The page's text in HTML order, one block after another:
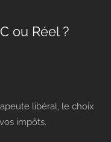
ou Réel ?
libéral, le choix
impôts.